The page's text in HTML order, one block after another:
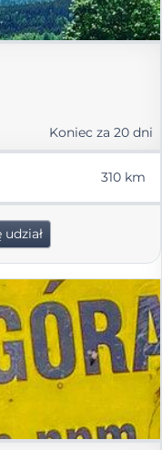
Koniec za 20 dni
310 km